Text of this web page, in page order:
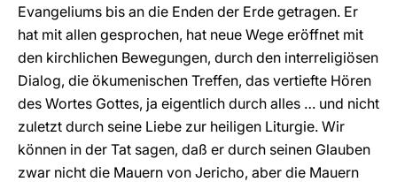
Evangeliums bis an die Enden der Erde getragen. Er
hat mit allen gesprochen, hat neue Wege eröffnet mit
den kirchlichen Bewegungen, durch den interreligiösen
Dialog, die ökumenischen Treffen, das vertiefte Hören
des Wortes Gottes, ja eigentlich durch alles … und nicht
zuletzt durch seine Liebe zur heiligen Liturgie. Wir
können in der Tat sagen, daß er durch seinen Glauben
zwar nicht die Mauern von Jericho, aber die Mauern